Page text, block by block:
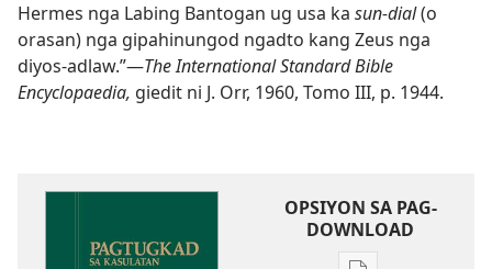
Hermes nga Labing Bantogan ug usa ka sun-dial(o
orasan) nga gipahinungod ngadto kang Zeus nga
diyos-adlaw.”​—The International Standard Bible
Encyclopaedia, giedit ni J. Orr, 1960, Tomo III, p. 1944.
OPSIYON SA PAG-
DOWNLOAD